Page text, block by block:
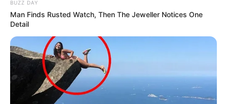
BUZZ DAY
Man Finds Rusted Watch, Then The Jeweller Notices One
Detail